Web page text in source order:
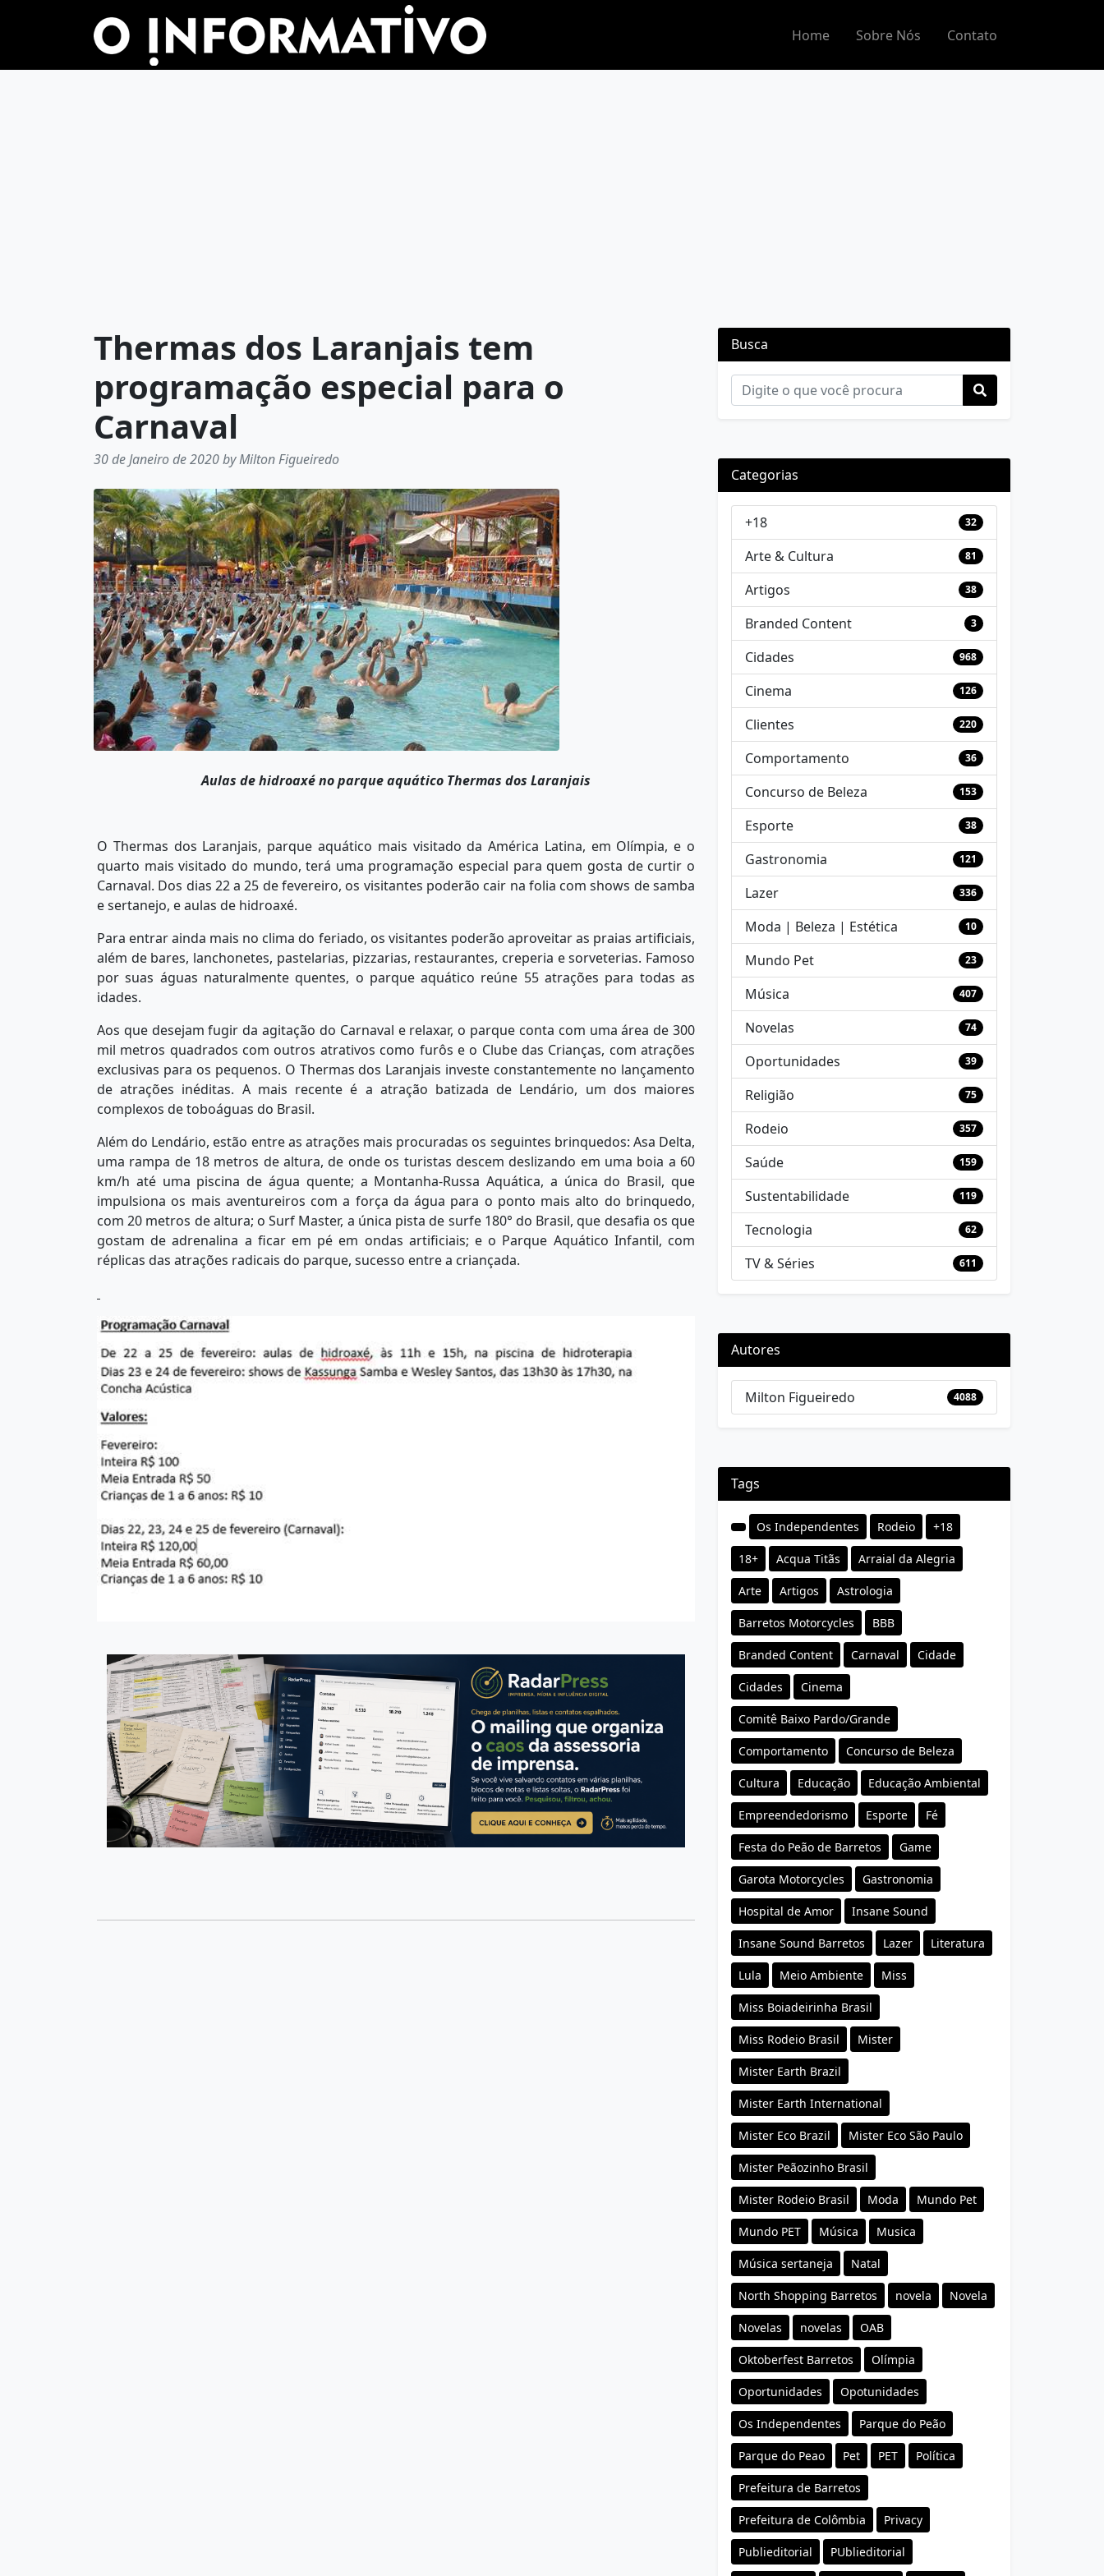
Home Sobre Nós Contato
Thermas dos Laranjais tem
programação especial para o
Carnaval
30 de Janeiro de 2020 by Milton Figueiredo
Aulas de hidroaxé no parque aquático Thermas dos Laranjais
O Thermas dos Laranjais, parque aquático mais visitado da América Latina, em Olímpia, e o
quarto mais visitado do mundo, terá uma programação especial para quem gosta de curtir o
Carnaval. Dos dias 22 a 25 de fevereiro, os visitantes poderão cair na folia com shows de samba
e sertanejo, e aulas de hidroaxé.
Para entrar ainda mais no clima do feriado, os visitantes poderão aproveitar as praias artificiais,
além de bares, lanchonetes, pastelarias, pizzarias, restaurantes, creperia e sorveterias. Famoso
por suas águas naturalmente quentes, o parque aquático reúne 55 atrações para todas as
idades.
Aos que desejam fugir da agitação do Carnaval e relaxar, o parque conta com uma área de 300
mil metros quadrados com outros atrativos como furôs e o Clube das Crianças, com atrações
exclusivas para os pequenos. O Thermas dos Laranjais investe constantemente no lançamento
de atrações inéditas. A mais recente é a atração batizada de Lendário, um dos maiores
complexos de toboáguas do Brasil.
Além do Lendário, estão entre as atrações mais procuradas os seguintes brinquedos: Asa Delta,
uma rampa de 18 metros de altura, de onde os turistas descem deslizando em uma boia a 60
km/h até uma piscina de água quente; a Montanha-Russa Aquática, a única do Brasil, que
impulsiona os mais aventureiros com a força da água para o ponto mais alto do brinquedo,
com 20 metros de altura; o Surf Master, a única pista de surfe 180° do Brasil, que desafia os que
gostam de adrenalina a ficar em pé em ondas artificiais; e o Parque Aquático Infantil, com
réplicas das atrações radicais do parque, sucesso entre a criançada.
Busca
Categorias
+18 32
Arte & Cultura 81
Artigos 38
Branded Content 3
Cidades 968
Cinema 126
Clientes 220
Comportamento 36
Concurso de Beleza 153
Esporte 38
Gastronomia 121
Lazer 336
Moda | Beleza | Estética 10
Mundo Pet 23
Música 407
Novelas 74
Oportunidades 39
Religião 75
Rodeio 357
Saúde 159
Sustentabilidade 119
Tecnologia 62
TV & Séries 611
Autores
Milton Figueiredo 4088
Tags
Os Independentes Rodeio +18
18+ Acqua Titãs Arraial da Alegria
Arte Artigos Astrologia
Barretos Motorcycles BBB
Branded Content Carnaval Cidade
Cidades Cinema
Comitê Baixo Pardo/Grande
Comportamento Concurso de Beleza
Cultura Educação Educação Ambiental
Empreendedorismo Esporte Fé
Festa do Peão de Barretos Game
Garota Motorcycles Gastronomia
Hospital de Amor Insane Sound
Insane Sound Barretos Lazer Literatura
Lula Meio Ambiente Miss
Miss Boiadeirinha Brasil
Miss Rodeio Brasil Mister
Mister Earth Brazil
Mister Earth International
Mister Eco Brazil Mister Eco São Paulo
Mister Peãozinho Brasil
Mister Rodeio Brasil Moda Mundo Pet
Mundo PET Música Musica
Música sertaneja Natal
North Shopping Barretos novela Novela
Novelas novelas OAB
Oktoberfest Barretos Olímpia
Oportunidades Opotunidades
Os Independentes Parque do Peão
Parque do Peao Pet PET Política
Prefeitura de Barretos
Prefeitura de Colômbia Privacy
Publieditorial PUblieditorial